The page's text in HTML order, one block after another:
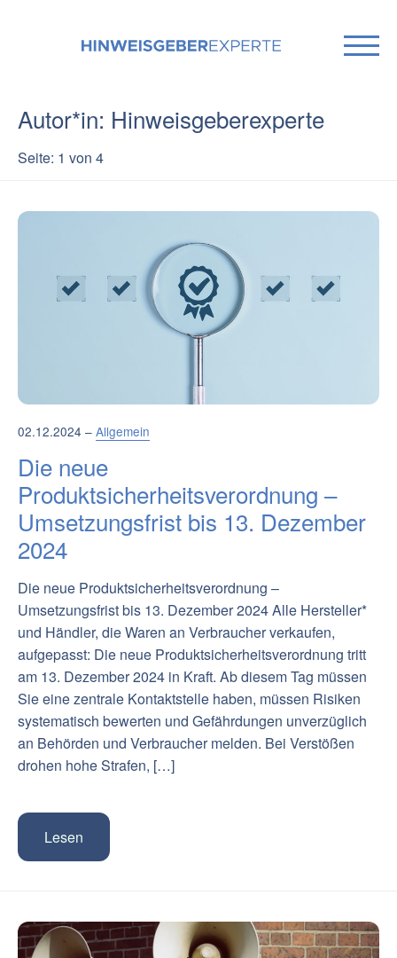
Autor*in: Hinweisgeberexperte
Seite: 1 von 4
02.12.2024 – Allgemein
Die neue
Produktsicherheitsverordnung –
Umsetzungsfrist bis 13. Dezember
2024
Die neue Produktsicherheitsverordnung –
Umsetzungsfrist bis 13. Dezember 2024 Alle Hersteller*
und Händler, die Waren an Verbraucher verkaufen,
aufgepasst: Die neue Produktsicherheitsverordnung tritt
am 13. Dezember 2024 in Kraft. Ab diesem Tag müssen
Sie eine zentrale Kontaktstelle haben, müssen Risiken
systematisch bewerten und Gefährdungen unverzüglich
an Behörden und Verbraucher melden. Bei Verstößen
drohen hohe Strafen, […]
Lesen